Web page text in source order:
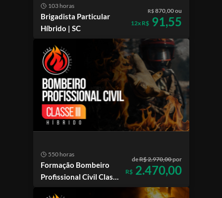
103 horas
Brigadista Particular
Híbrido | SC
R$870,00 ou
12x R$91,55
550 horas
Formação Bombeiro
Profissional Civil Classe
III
deR$ 2.970,00por
R$2.470,00